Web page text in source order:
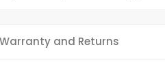
Warranty and Returns